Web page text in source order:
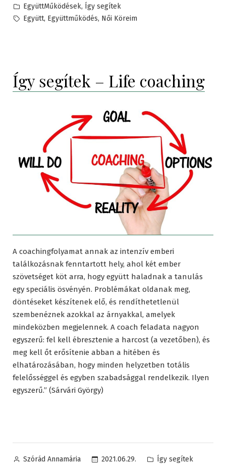
by
Posted
in
EgyüttMűködések, Így segítek
Tags:
Együtt, Együttműködés, Női Köreim
Így segítek – Life coaching
A coachingfolyamat annak az intenzív emberi
találkozásnak fenntartott hely, ahol két ember
szövetséget köt arra, hogy együtt haladnak a tanulás
egy speciális ösvényén. Problémákat oldanak meg,
döntéseket készítenek elő, és rendíthetetlenül
szembenéznek azokkal az árnyakkal, amelyek
mindeközben megjelennek. A coach feladata nagyon
egyszerű: fel kell ébresztenie a harcost (a vezetőben), és
meg kell őt erősítenie abban a hitében és
elhatározásában, hogy minden helyzetben totális
felelősséggel és egyben szabadsággal rendelkezik. Ilyen
egyszerű.” (Sárvári György)
Posted
Szórád Annamária 2021.06.29.
Posted
Így segítek